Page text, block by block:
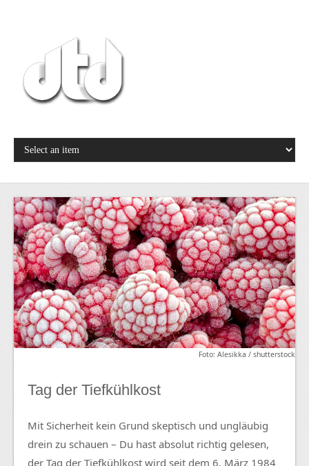
Foto: Alesikka / shutterstock
Tag der Tiefkühlkost
Mit Sicherheit kein Grund skeptisch und ungläubig
drein zu schauen – Du hast absolut richtig gelesen,
der Tag der Tiefkühlkost wird seit dem 6. März 1984